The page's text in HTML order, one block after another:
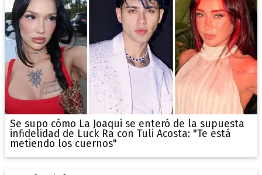
Se supo cómo La Joaqui se enteró de la supuesta
infidelidad de Luck Ra con Tuli Acosta: "Te está
metiendo los cuernos"